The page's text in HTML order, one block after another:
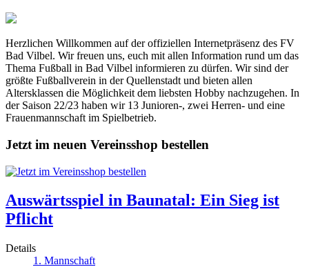
Herzlichen Willkommen auf der offiziellen Internetpräsenz des FV
Bad Vilbel. Wir freuen uns, euch mit allen Information rund um das
Thema Fußball in Bad Vilbel informieren zu dürfen. Wir sind der
größte Fußballverein in der Quellenstadt und bieten allen
Altersklassen die Möglichkeit dem liebsten Hobby nachzugehen. In
der Saison 22/23 haben wir 13 Junioren-, zwei Herren- und eine
Frauenmannschaft im Spielbetrieb.
Jetzt im neuen Vereinsshop bestellen
Auswärtsspiel in Baunatal: Ein Sieg ist
Pflicht
Details
1. Mannschaft